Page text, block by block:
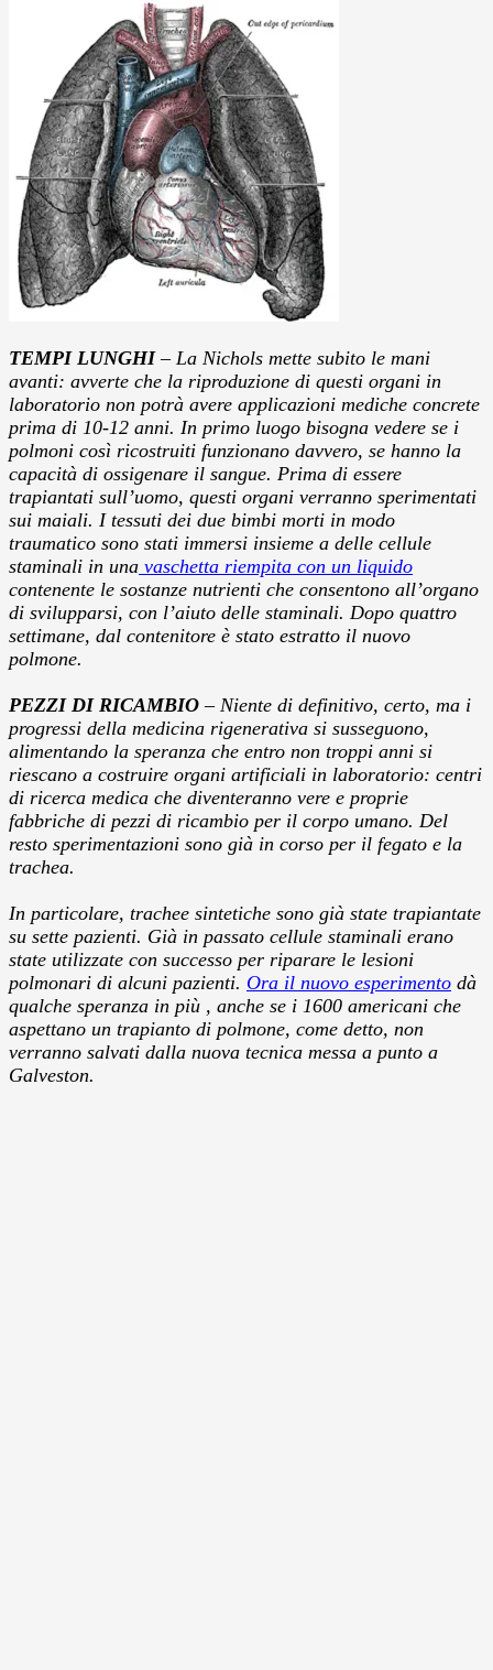
TEMPI LUNGHI– La Nichols mette subito le mani
avanti: avverte che la riproduzione di questi organi in
laboratorio non potrà avere applicazioni mediche concrete
prima di 10-12 anni. In primo luogo bisogna vedere se i
polmoni così ricostruiti funzionano davvero, se hanno la
capacità di ossigenare il sangue. Prima di essere
trapiantati sull’uomo, questi organi verranno sperimentati
sui maiali. I tessuti dei due bimbi morti in modo
traumatico sono stati immersi insieme a delle cellule
staminali in una vaschetta riempita con un liquido
contenente le sostanze nutrienti che consentono all’organo
di svilupparsi, con l’aiuto delle staminali. Dopo quattro
settimane, dal contenitore è stato estratto il nuovo
polmone.
PEZZI DI RICAMBIO – Niente di definitivo, certo, ma i
progressi della medicina rigenerativa si susseguono,
alimentando la speranza che entro non troppi anni si
riescano a costruire organi artificiali in laboratorio: centri
di ricerca medica che diventeranno vere e proprie
fabbriche di pezzi di ricambio per il corpo umano. Del
resto sperimentazioni sono già in corso per il fegato e la
trachea.
In particolare, trachee sintetiche sono già state trapiantate
su sette pazienti. Già in passato cellule staminali erano
state utilizzate con successo per riparare le lesioni
polmonari di alcuni pazienti. Ora il nuovo esperimento dà
qualche speranza in più , anche se i 1600 americani che
aspettano un trapianto di polmone, come detto, non
verranno salvati dalla nuova tecnica messa a punto a
Galveston.